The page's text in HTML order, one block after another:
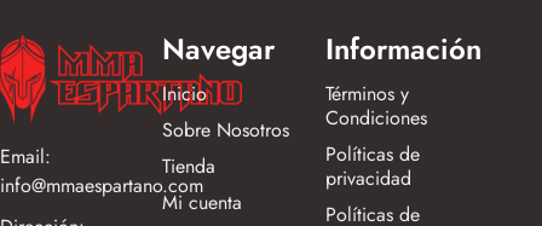
Email:
info@mmaespartano.com
Navegar
Inicio
Sobre Nosotros
Tienda
Mi cuenta
Información
Términos y
Condiciones
Políticas de
privacidad
Políticas de